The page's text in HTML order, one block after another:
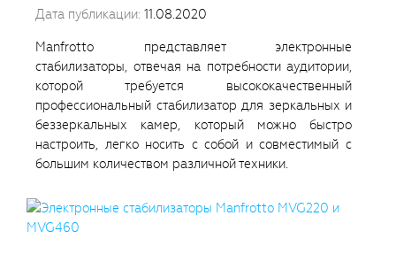
Дата публикации: 11.08.2020
Manfrotto представляет электронные
стабилизаторы, отвечая на потребности аудитории,
которой требуется высококачественный
профессиональный стабилизатор для зеркальных и
беззеркальных камер, который можно быстро
настроить, легко носить с собой и совместимый с
большим количеством различной техники.